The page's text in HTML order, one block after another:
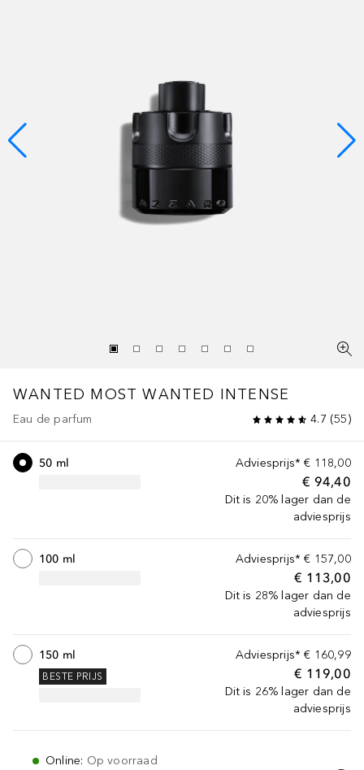
WANTED MOST WANTED INTENSE
Eau de parfum 4.7 (55)
Adviesprijs* € 118,00
€ 94,40
Dit is 20% lager dan de
adviesprijs
50 ml
Adviesprijs* € 157,00
€ 113,00
Dit is 28% lager dan de
adviesprijs
100 ml
Adviesprijs* € 160,99
€ 119,00
Dit is 26% lager dan de
adviesprijs
150 ml
BESTE PRIJS
Online: Op voorraad